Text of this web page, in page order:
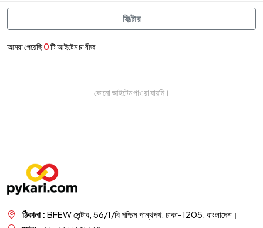
আমরা পেয়েছি0টি আইটেম চা বীজ
কোনো আইটেম পাওয়া যায়নি।
ফিল্টার
ঠিকানা : BFEW সেন্টার, 56/1/বি পশ্চিম পান্থপথ, ঢাকা-1205, বাংলাদেশ।